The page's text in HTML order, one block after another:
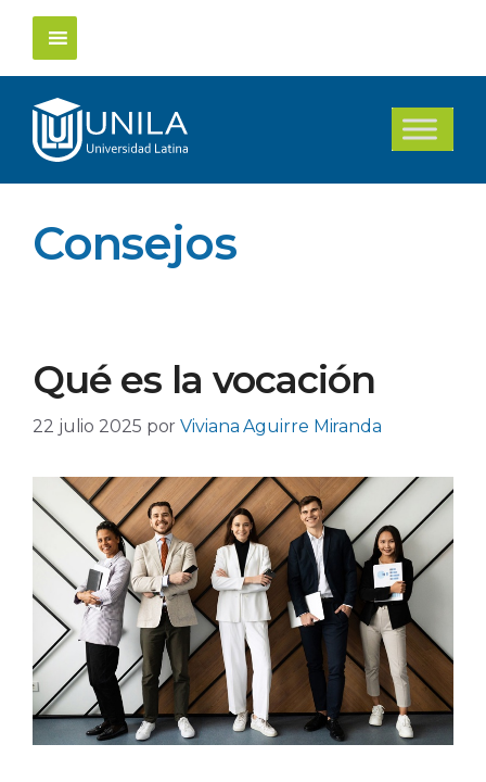
Saltar
contenido
Consejos
Qué es la vocación
22 julio 2025 porViviana Aguirre Miranda